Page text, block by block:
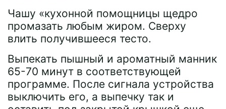
Чашу «кухонной помощницы щедро
промазать любым жиром. Сверху
влить получившееся тесто.
Выпекать пышный и ароматный манник
65-70 минут в соответствующей
программе. После сигнала устройства
выключить его, а выпечку так и